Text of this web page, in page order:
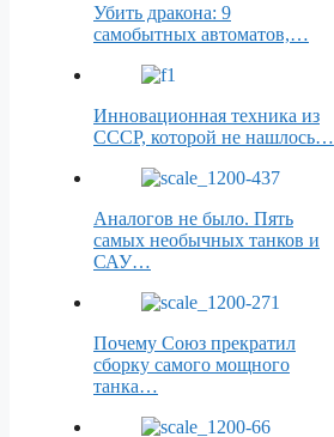
Убить дракона: 9
самобытных автоматов,…
Инновационная техника из
СССР, которой не нашлось…
Аналогов не было. Пять
самых необычных танков и
САУ…
Почему Союз прекратил
сборку самого мощного
танка…